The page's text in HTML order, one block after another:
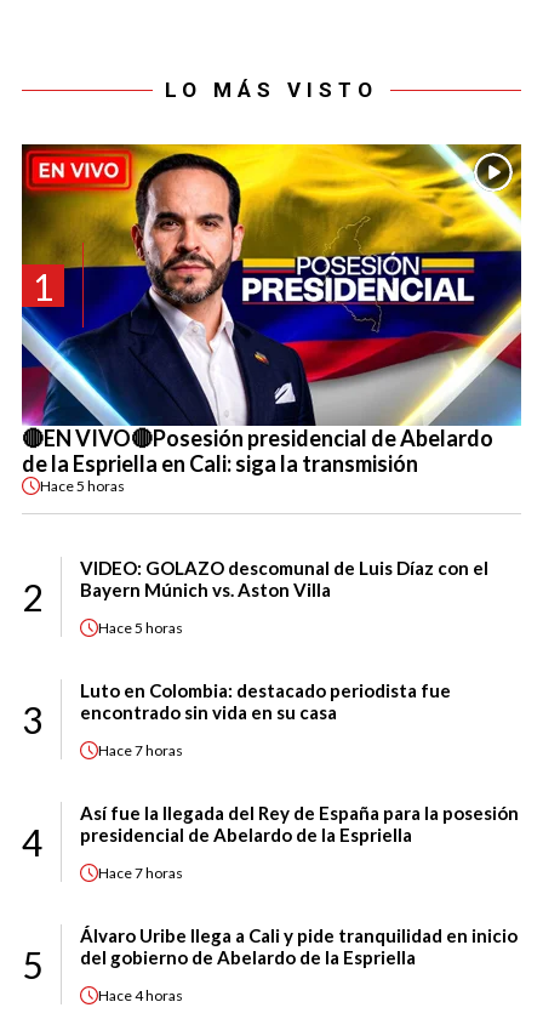
LO MÁS VISTO
1
🔴EN VIVO🔴Posesión presidencial de Abelardo
de la Espriella en Cali: siga la transmisión
Hace5 horas
2
VIDEO: GOLAZO descomunal de Luis Díaz con el
Bayern Múnich vs. Aston Villa
Hace5 horas
3
Luto en Colombia: destacado periodista fue
encontrado sin vida en su casa
Hace7 horas
4
Así fue la llegada del Rey de España para la posesión
presidencial de Abelardo de la Espriella
Hace7 horas
5
Álvaro Uribe llega a Cali y pide tranquilidad en inicio
del gobierno de Abelardo de la Espriella
Hace4 horas